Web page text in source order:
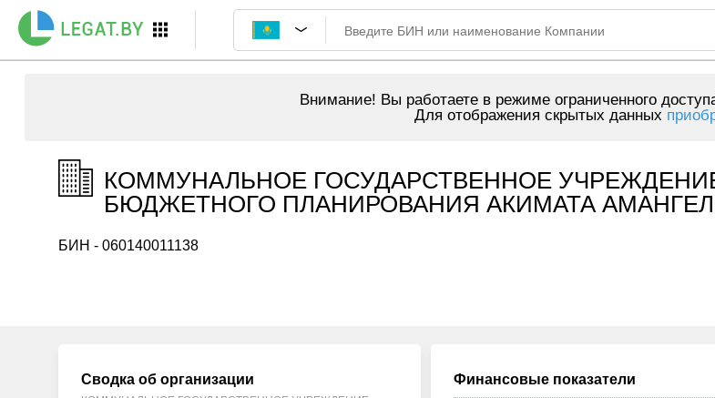
Внимание! Вы работаете в режиме ограниченного
Для отображения скрытых данных
КОММУНАЛЬНОЕ ГОСУДАРСТВЕННОЕ
БЮДЖЕТНОГО ПЛАНИРОВАНИЯ АКИМАТА
БИН - 060140011138
Сводка об организации Финансовые показатели